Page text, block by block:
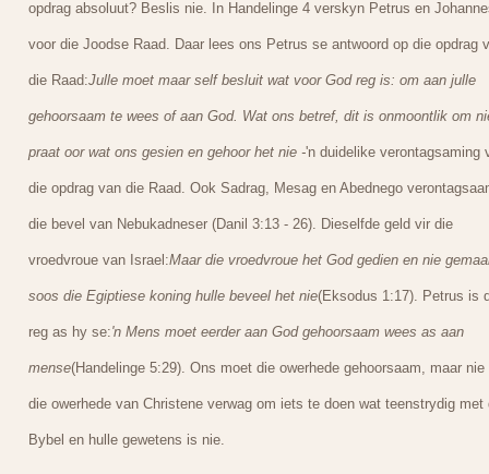
opdrag absoluut? Beslis nie. In Handelinge 4 verskyn Petrus en
voor die Joodse Raad. Daar lees ons Petrus se antwoord op die opdrag
die Raad:Julle moet maar self besluit wat voor God reg is: om aan julle
gehoorsaam te wees of aan God. Wat ons betref, dit is onmoontlik om
praat oor wat ons gesien en gehoor het nie -'n duidelike verontagsaming
die opdrag van die Raad. Ook Sadrag, Mesag en Abednego
die bevel van Nebukadneser (Danil 3:13 - 26). Dieselfde geld vir die
vroedvroue van Israel:Maar die vroedvroue het God gedien en nie
soos die Egiptiese koning hulle beveel het nie(Eksodus 1:17). Petrus is
reg as hy se:'n Mens moet eerder aan God gehoorsaam wees as aan
mense(Handelinge 5:29). Ons moet die owerhede gehoorsaam, maar nie
die owerhede van Christene verwag om iets te doen wat teenstrydig met
Bybel en hulle gewetens is nie.